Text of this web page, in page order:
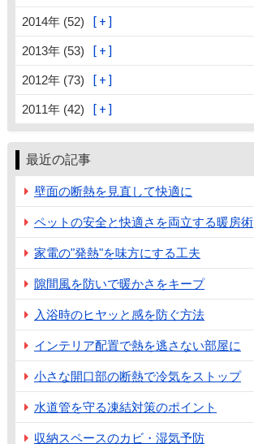
2014年 (52)
2013年 (53)
2012年 (73)
2011年 (42)
最近の記事
壁面の断熱を見直して快適に
ペットの安全と快適さを両立する暖房術
家電の"発熱"を味方にする工夫
隙間風を防いで暖かさをキープ
入浴時のヒヤッと感を防ぐ方法
インテリア配置で熱を逃さない部屋に
小さな開口部の断熱で冷気をストップ
水道管を守る凍結対策のポイント
収納スペースのカビ・湿気予防